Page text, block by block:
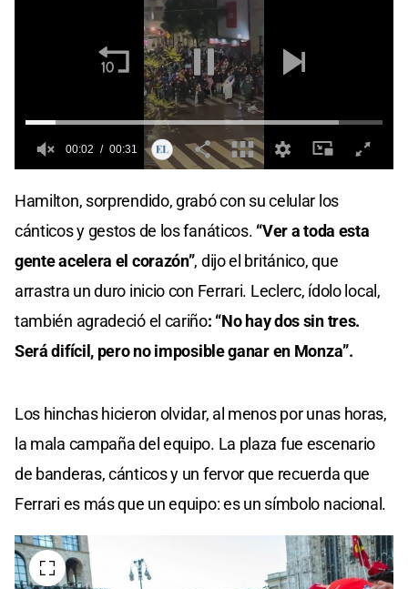
Hamilton, sorprendido, grabó con su celular los
cánticos y gestos de los fanáticos. “Ver a toda esta
gente acelera el corazón”, dijo el británico, que
arrastra un duro inicio con Ferrari. Leclerc, ídolo local,
también agradeció el cariño: “No hay dos sin tres.
Será difícil, pero no imposible ganar en Monza”.
Los hinchas hicieron olvidar, al menos por unas horas,
la mala campaña del equipo. La plaza fue escenario
de banderas, cánticos y un fervor que recuerda que
Ferrari es más que un equipo: es un símbolo nacional.